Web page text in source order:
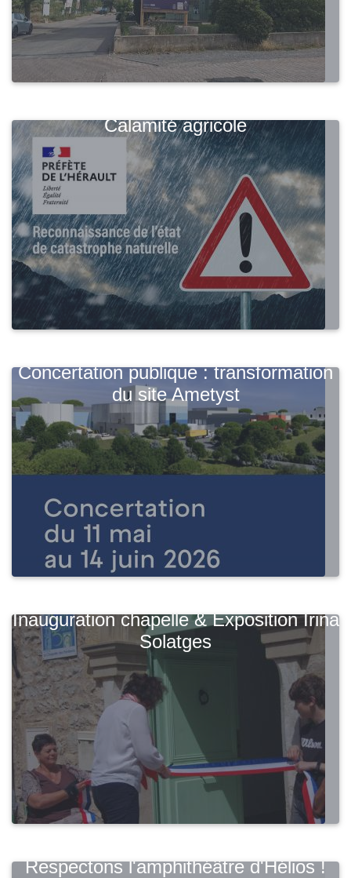
Calamité agricole
Concertation publique : transformation
du site Ametyst
Inauguration chapelle & Exposition Irina
Solatges
Respectons l'amphithéâtre d'Hélios !